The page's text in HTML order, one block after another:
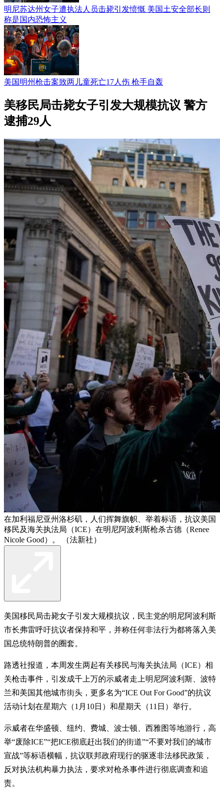
明尼苏达州女子遭执法人员击毙引发愤慨 美国土安全部长则
称是国内恐怖主义
美国明州枪击案致两儿童死亡17人伤 枪手自轰
美移民局击毙女子引发大规模抗议 警方
逮捕29人
在加利福尼亚州洛杉矶，人们挥舞旗帜、举着标语，抗议美国
移民及海关执法局（ICE）在明尼阿波利斯枪杀古德（Renee
Nicole Good）。 （法新社）
美国移民局击毙女子引发大规模抗议，民主党的明尼阿波利斯
市长弗雷呼吁抗议者保持和平，并称任何非法行为都将落入美
国总统特朗普的圈套。
路透社报道，本周发生两起有关移民与海关执法局（ICE）相
关枪击事件，引发成千上万的示威者走上明尼阿波利斯、波特
兰和美国其他城市街头，更多名为“ICE Out For Good”的抗议
活动计划在星期六（1月10日）和星期天（11日）举行。
示威者在华盛顿、纽约、费城、波士顿、西雅图等地游行，高
举“废除ICE”“把ICE彻底赶出我们的街道”“不要对我们的城市
宣战”等标语横幅，抗议联邦政府现行的驱逐非法移民政策，
反对执法机构暴力执法，要求对枪杀事件进行彻底调查和追
责。